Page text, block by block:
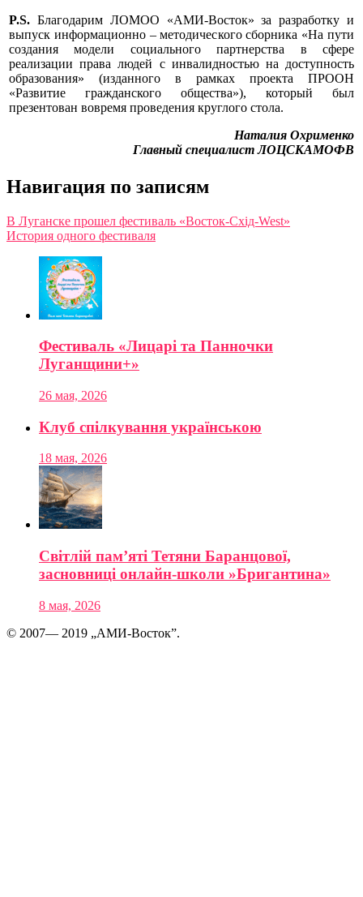
P.S. Благодарим ЛОМОО «АМИ-Восток» за разработку и
выпуск информационно – методического сборника «На пути
создания модели социального партнерства в сфере
реализации права людей с инвалидностью на доступность
образования» (изданного в рамках проекта ПРООН
«Развитие гражданского общества»), который был
презентован вовремя проведения круглого стола.
Наталия Охрименко
Главный специалист ЛОЦСКАМОФВ
Навигация по записям
В Луганске прошел фестиваль «Восток-Схід-West»
История одного фестиваля
Фестиваль «Лицарі та Панночки
Луганщини+»
26 мая, 2026
Клуб спілкування українською
18 мая, 2026
Світлій пам’яті Тетяни Баранцової,
засновниці онлайн-школи »Бригантина»
8 мая, 2026
© 2007— 2019 „АМИ-Восток”.